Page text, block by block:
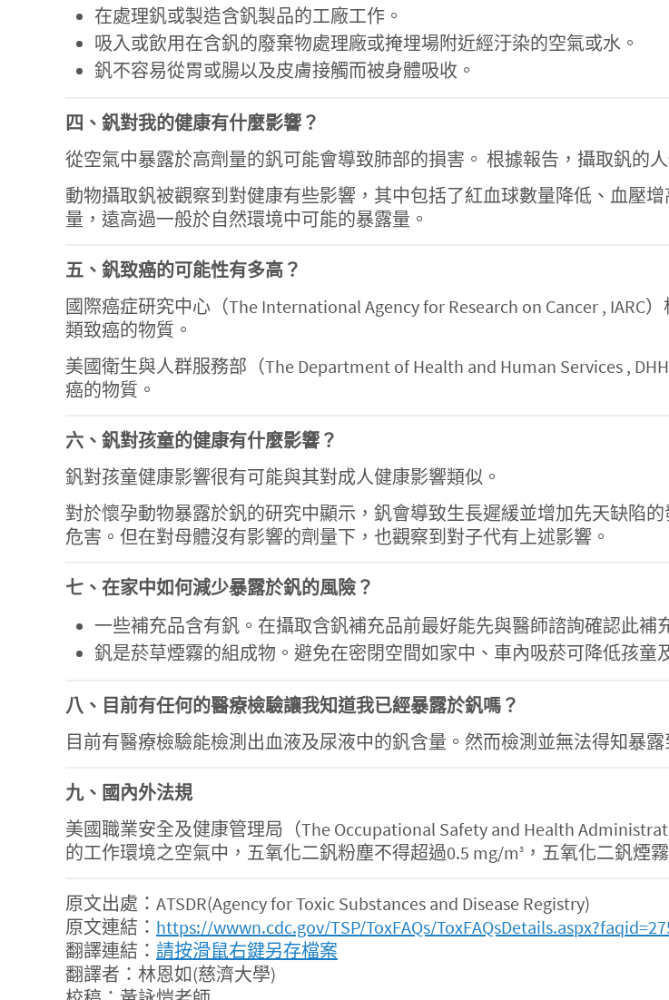
在處理釩或製造含釩製品的工廠工作。
吸入或飲用在含釩的廢棄物處理廠或掩埋場附近經汙染的空氣或水。
釩不容易從胃或腸以及皮膚接觸而被身體吸收。
四、釩對我的健康有什麼影響？
從空氣中暴露於高劑量的釩可能會導致肺部的損害。 根據報告，攝取釩的
動物攝取釩被觀察到對健康有些影響，其中包括了紅血球數量降低、血壓
量，遠高過一般於自然環境中可能的暴露量。
五、釩致癌的可能性有多高？
國際癌症研究中心（The International Agency for Research on Cancer ,
類致癌的物質。
美國衛生與人群服務部（The Department of Health and Human Services ,
癌的物質。
六、釩對孩童的健康有什麼影響？
釩對孩童健康影響很有可能與其對成人健康影響類似。
對於懷孕動物暴露於釩的研究中顯示，釩會導致生長遲緩並增加先天缺陷
危害。但在對母體沒有影響的劑量下，也觀察到對子代有上述影響。
七、在家中如何減少暴露於釩的風險？
一些補充品含有釩。在攝取含釩補充品前最好能先與醫師諮詢確認此
釩是菸草煙霧的組成物。避免在密閉空間如家中、車內吸菸可降低孩童
八、目前有任何的醫療檢驗讓我知道我已經暴露於釩嗎？
目前有醫療檢驗能檢測出血液及尿液中的釩含量。然而檢測並無法得知暴
九、國內外法規
美國職業安全及健康管理局（The Occupational Safety and Health
的工作環境之空氣中，五氧化二釩粉塵不得超過0.5 mg/m3 ，五氧化二釩煙
原文出處：ATSDR(Agency for Toxic Substances and Disease Registry)
原文連結： https://wwwn.cdc.gov/TSP/ToxFAQs/
翻譯連結： 請按滑鼠右鍵另存檔案
翻譯者：林恩如(慈濟大學)